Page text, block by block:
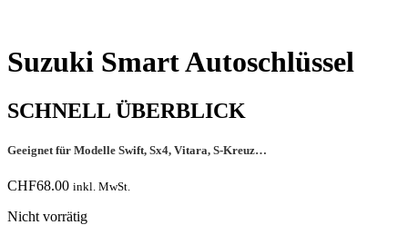
Suzuki Smart Autoschlüssel
SCHNELL ÜBERBLICK
Geeignet für Modelle Swift, Sx4, Vitara, S-Kreuz…
CHF68.00 inkl. MwSt.
Nicht vorrätig